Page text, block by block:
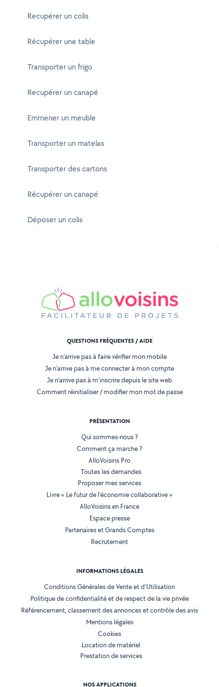
Recupérer un colis
Récupérer une table
Transporter un frigo
Recupérer un canapé
Emmener un meuble
Transporter un matelas
Transporter des cartons
Récupérer un canapé
Déposer un colis
QUESTIONS FRÉQUENTES / AIDE
Je n'arrive pas à faire vérifier mon mobile
Je n'arrive pas à me connecter à mon compte
Je n'arrive pas à m'inscrire depuis le site web
Comment réinitialiser / modifier mon mot de passe
PRÉSENTATION
Qui sommes-nous ?
Comment ça marche ?
AlloVoisins Pro
Toutes les demandes
Proposer mes services
Livre « Le futur de l'économie collaborative »
AlloVoisins en France
Espace presse
Partenaires et Grands Comptes
Recrutement
INFORMATIONS LÉGALES
Conditions Générales de Vente et d'Utilisation
Politique de confidentialité et de respect de la vie privée
Référencement, classement des annonces et contrôle des avis
Mentions légales
Cookies
Location de matériel
Prestation de services
NOS APPLICATIONS